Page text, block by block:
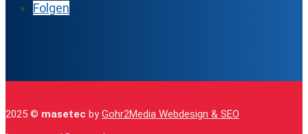
Folgen
2025 © masetec byGohr2Media Webdesign & SEO